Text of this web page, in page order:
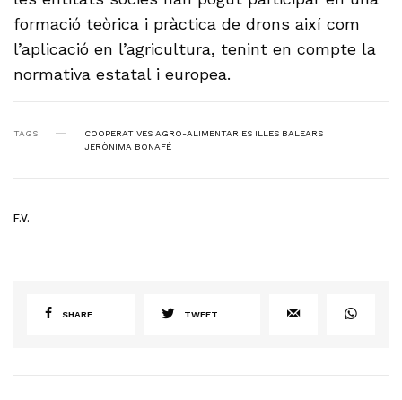
formació teòrica i pràctica de drons així com
l’aplicació en l’agricultura, tenint en compte la
normativa estatal i europea.
TAGS
COOPERATIVES AGRO-ALIMENTARIES ILLES BALEARS
JERÒNIMA BONAFÉ
F.V.
SHARE TWEET